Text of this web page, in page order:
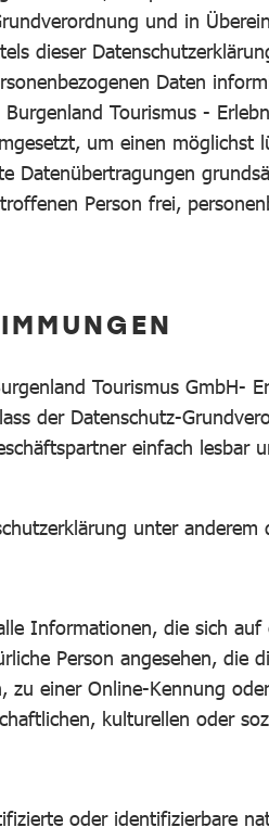
und in
dieser
Daten
Tourismus -
um einen möglichst
Datenübertragungen
Person frei,
Tourismus GmbH-
der Datenschutz-
einfach
unter
Informationen, die sich
Person angesehen,
zu einer Online-Kennung
kulturellen oder
oder identifizierbare